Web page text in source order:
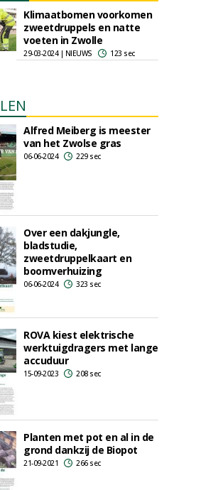
Klimaatbomen voorkomen
zweetdruppels en natte
voeten in Zwolle
29-03-2024 | NIEUWS 123 sec
Alfred Meiberg is meester
van het Zwolse gras
06-06-2024 229 sec
Over een dakjungle,
bladstudie,
zweetdruppelkaart en
boomverhuizing
06-06-2024 323 sec
ROVA kiest elektrische
werktuigdragers met lange
accuduur
15-09-2023 208 sec
Planten met pot en al in de
grond dankzij de Biopot
21-09-2021 266 sec